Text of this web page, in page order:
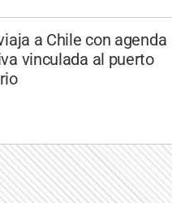
a Chile con agenda
vinculada al puerto